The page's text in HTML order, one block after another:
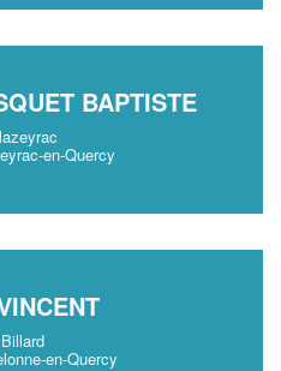
BAPTISTE
en-Quercy
en-Quercy